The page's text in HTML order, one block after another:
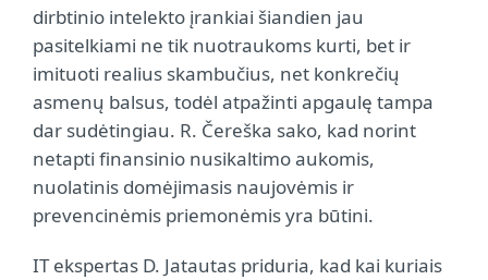
dirbtinio intelekto įrankiai šiandien jau
pasitelkiami ne tik nuotraukoms kurti, bet ir
imituoti realius skambučius, net konkrečių
asmenų balsus, todėl atpažinti apgaulę tampa
dar sudėtingiau. R. Čereška sako, kad norint
netapti finansinio nusikaltimo aukomis,
nuolatinis domėjimasis naujovėmis ir
prevencinėmis priemonėmis yra būtini.
IT ekspertas D. Jatautas priduria, kad kai kuriais